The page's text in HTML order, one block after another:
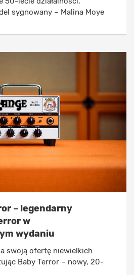
sygnowany – Malina Moye
– legendarny
w
wydaniu
swoją ofertę niewielkich
Baby Terror – nowy, 20-